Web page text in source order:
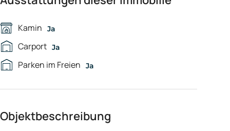
Kamin Ja
Carport Ja
Parken im Freien Ja
Objektbeschreibung